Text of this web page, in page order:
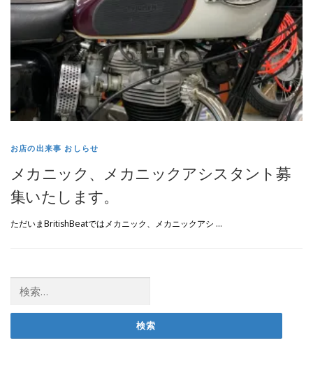
お店の出来事 おしらせ
メカニック、メカニックアシスタント募
集いたします。
ただいまBritishBeatではメカニック、メカニックアシ …
索: